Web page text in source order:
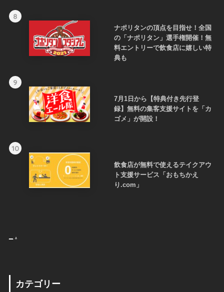
8
ナポリタンの頂点を目指せ！全国
の「ナポリタン」選手権開催！無
料エントリーで飲食店に嬉しい特
典も
9
7月1日から【特典付き先行登
録】無料の集客支援サイトを「カ
ゴメ」が開設！
10
飲食店が無料で使えるテイクアウ
ト支援サービス「おもちかえ
り.com」
.
カテゴリー